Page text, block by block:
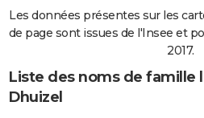
Les données présentes sur les
de page sont issues de l'Insee et
2017.
Liste des noms de famille
Dhuizel